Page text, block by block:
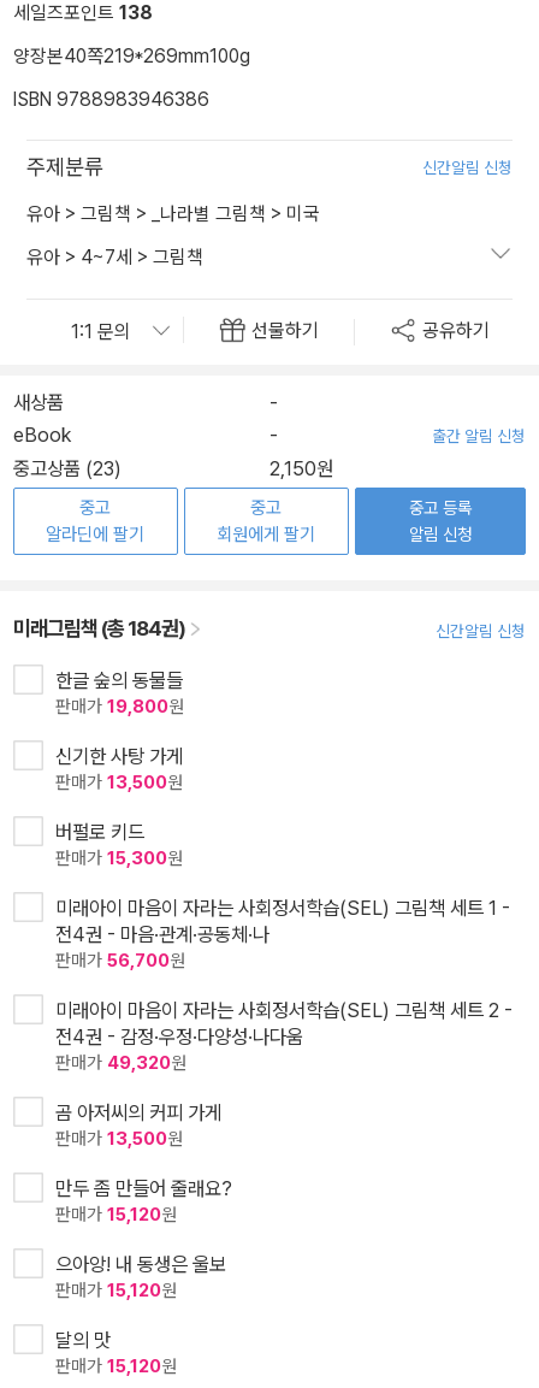
세일즈포인트 138
양장본40쪽219*269mm100g
ISBN 9788983946386
주제분류 신간알림 신청
유아 > 그림책 > _나라별 그림책 > 미국
유아 > 4~7세 > 그림책
선물하기 공유하기
새상품
-
eBook
- 출간 알림 신청
중고상품 (23) 2,150원
중고
알라딘에 팔기
중고
회원에게 팔기
중고 등록
알림 신청
미래그림책 (총 184권) 신간알림 신청
한글 숲의 동물들
판매가 19,800원
신기한 사탕 가게
판매가 13,500원
버펄로 키드
판매가 15,300원
미래아이 마음이 자라는 사회정서학습(SEL) 그림책 세트 1 -
전4권 - 마음·관계·공동체·나
판매가 56,700원
미래아이 마음이 자라는 사회정서학습(SEL) 그림책 세트 2 -
전4권 - 감정·우정·다양성·나다움
판매가 49,320원
곰 아저씨의 커피 가게
판매가 13,500원
만두 좀 만들어 줄래요?
판매가 15,120원
으아앙! 내 동생은 울보
판매가 15,120원
달의 맛
판매가 15,120원